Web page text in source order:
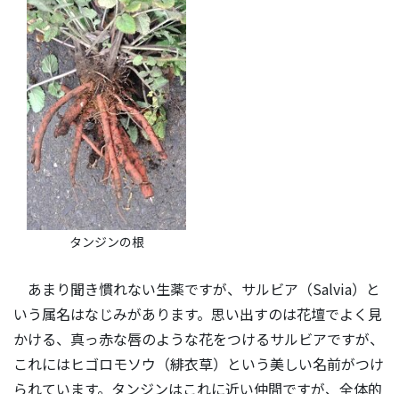
タンジンの根
あまり聞き慣れない生薬ですが、サルビア（Salvia）と
いう属名はなじみがあります。思い出すのは花壇でよく見
かける、真っ赤な唇のような花をつけるサルビアですが、
これにはヒゴロモソウ（緋衣草）という美しい名前がつけ
られています。タンジンはこれに近い仲間ですが、全体的